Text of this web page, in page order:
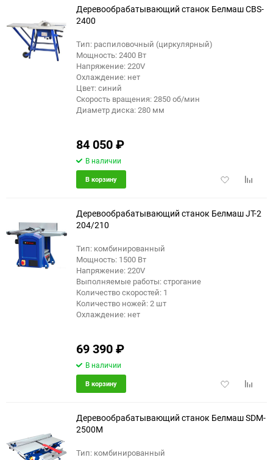
еще 2 фото
Деревообрабатывающий станок Белмаш CBS-
2400
Тип: распиловочный (циркулярный)
Мощность: 2400 Вт
Напряжение: 220V
Охлаждение: нет
Цвет: синий
Скорость вращения: 2850 об/мин
Диаметр диска: 280 мм
84 050₽
В наличии
Добавить
В корзину
Деревообрабатывающий станок Белмаш JT-2
204/210
Тип: комбинированный
Мощность: 1500 Вт
Напряжение: 220V
Выполняемые работы: строгание
Количество скоростей: 1
Количество ножей: 2 шт
Охлаждение: нет
69 390₽
В наличии
Добавить
В корзину
Деревообрабатывающий станок Белмаш SDM-
2500M
Тип: комбинированный